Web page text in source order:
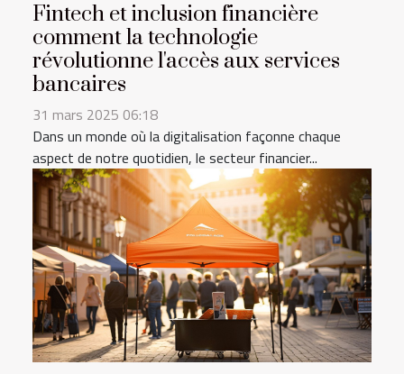
Fintech et inclusion financière
comment la technologie
révolutionne l'accès aux services
bancaires
31 mars 2025 06:18
Dans un monde où la digitalisation façonne chaque
aspect de notre quotidien, le secteur financier...